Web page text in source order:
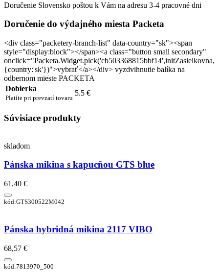
Doručenie Slovensko poštou k Vám na adresu 3-4 pracovné dni
Doručenie do výdajného miesta Packeta
<div class="packetery-branch-list" data-country="sk"><span
style="display:block"></span><a class="button small secondary"
onclick="Packeta.Widget.pick('cb503368815bbf14',initZasielkovna,
{country:'sk'})">vybrať</a></div> vyzdvihnutie balíka na
odbernom mieste PACKETA
Dobierka
Platíte pri prevzatí tovaru
5.5 €
Súvisiace produkty
skladom
Pánska mikina s kapucňou GTS blue
61,40 €
kód:GTS300522M042
Pánska hybridná mikina 2117 VIBO
68,57 €
kód:7813970_500